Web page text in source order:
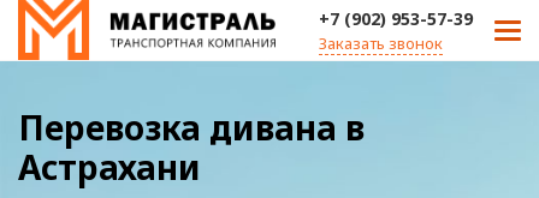
+7 (902) 953-57-39
Заказать звонок
Перевозка дивана в
Астрахани